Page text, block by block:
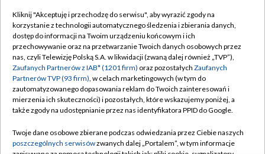
TVP
Abonament TVP
Emisja w TVP
Centrum informacji TVP
Naziemna Telewizja Cyfrowa
Rada Programowa
Regulamin TVP
Polityka prywatności
Moje zgody
Pomoc
Kontakt
Kliknij "Akceptuję i przechodzę do serwisu", aby wyrazić zgody na
korzystanie z technologii automatycznego śledzenia i zbierania danych,
dostęp do informacji na Twoim urządzeniu końcowym i ich
przechowywanie oraz na przetwarzanie Twoich danych osobowych przez
nas, czyli Telewizję Polską S.A. w likwidacji (zwaną dalej również „TVP”),
Zaufanych Partnerów z IAB* (1201 firm) oraz pozostałych Zaufanych
Partnerów TVP (93 firm), w celach marketingowych (w tym do
zautomatyzowanego dopasowania reklam do Twoich zainteresowań i
mierzenia ich skuteczności) i pozostałych, które wskazujemy poniżej, a
także zgody na udostępnianie przez nas identyfikatora PPID do Google.
Twoje dane osobowe zbierane podczas odwiedzania przez Ciebie naszych
poszczególnych serwisówzwanych dalej „Portalem”, w tym informacje